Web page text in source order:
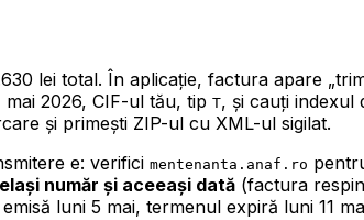
lei total. În aplicație, factura apare
mai 2026, CIF-ul tău, tip T, și cauți indexul
și primești ZIP-ul cu XML-ul sigilat.
e: verifici mentenanta.anaf.ro
număr și aceeași dată (factura
luni 5 mai, termenul expiră luni 11